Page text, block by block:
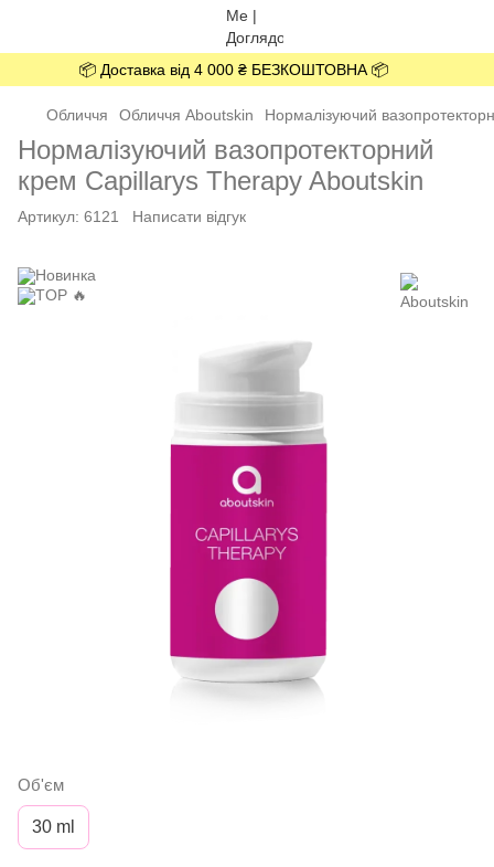
📦 Доставка від 4 000 ₴ БЕЗКОШТОВНА 📦
Обличчя Обличчя Aboutskin Нормалізуючий
Нормалізуючий вазопротекторний
крем Capillarys Therapy Aboutskin
Артикул: 6121 Написати відгук
Об'єм
30 ml